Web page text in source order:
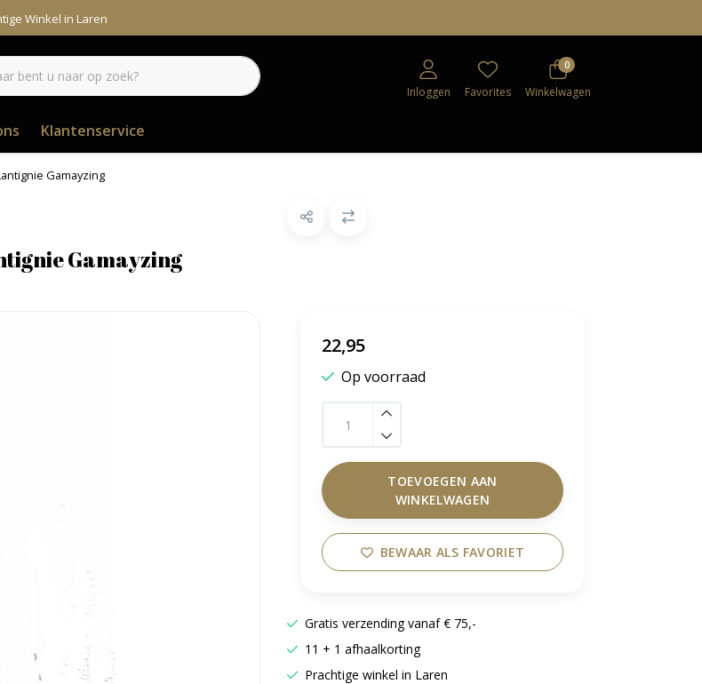
Winkel in Laren
Inloggen Favorites
0
Winkelwagen
Klantenservice
Gamayzing
Gamayzing
22,95
Op voorraad
TOEVOEGEN AAN
WINKELWAGEN
BEWAAR ALS FAVORIET
Gratis verzending vanaf € 75,-
11 + 1 afhaalkorting
Prachtige winkel in Laren